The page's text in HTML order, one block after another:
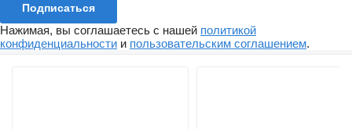
Подписаться
Нажимая, вы соглашаетесь с нашей политикой
конфиденциальности и пользовательским соглашением.